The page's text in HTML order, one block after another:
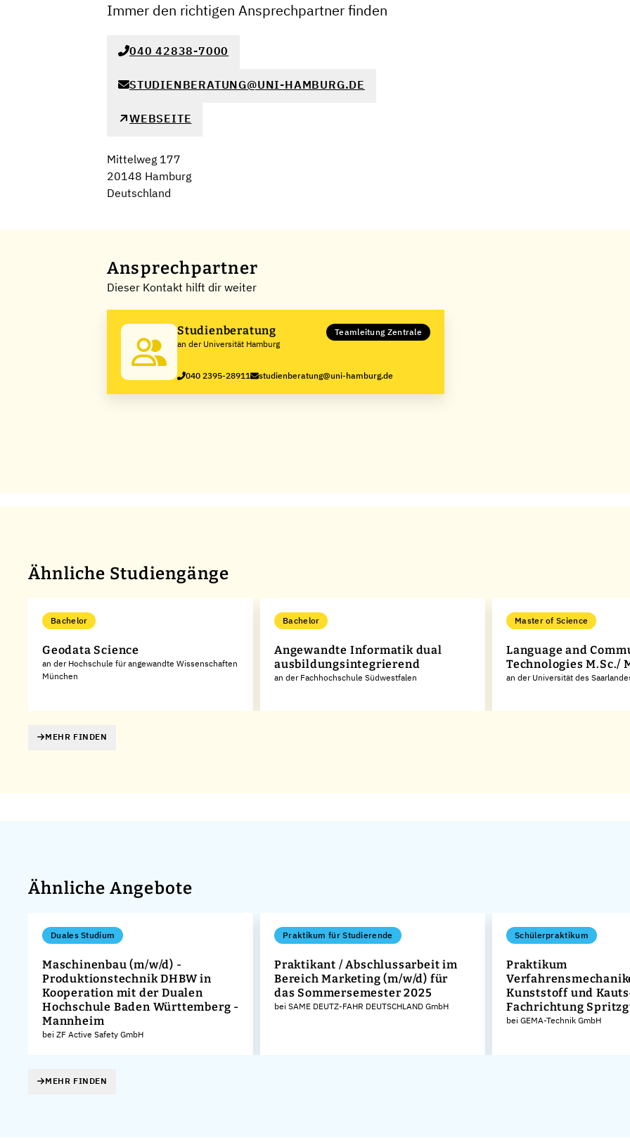
Immer den richtigen Ansprechpartner finden
040 42838-7000
STUDIENBERATUNG@UNI-HAMBURG.DE
WEBSEITE
Mittelweg 177
20148 Hamburg
Deutschland
Ansprechpartner
Dieser Kontakt hilft dir weiter
Studienberatung
an der Universität Hamburg
Teamleitung Zentrale
040 2395-28911 studienberatung@uni-hamburg.de
Ähnliche Studiengänge
Bachelor
Geodata Science
an der Hochschule für angewandte Wissenschaften
München
Bachelor
Angewandte Informatik dual
ausbildungsintegrierend
an der Fachhochschule Südwestfalen
Master of Science
Language and
Technologies M.Sc./
an der Universität des
MEHR FINDEN
Ähnliche Angebote
Duales Studium
Maschinenbau (m/w/d) -
Produktionstechnik DHBW in
Kooperation mit der Dualen
Hochschule Baden Württemberg -
Mannheim
bei ZF Active Safety GmbH
Praktikum für Studierende
Praktikant / Abschlussarbeit im
Bereich Marketing (m/w/d) für
das Sommersemester 2025
bei SAME DEUTZ-FAHR DEUTSCHLAND GmbH
Schülerpraktikum
Praktikum
Kunststoff und
Fachrichtung
bei GEMA-Technik GmbH
MEHR FINDEN